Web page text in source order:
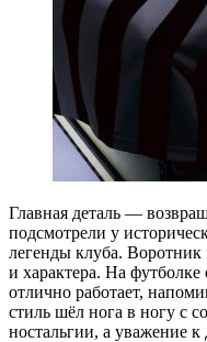
Главная деталь —
подсмотрели у
легенды клуба. Воротник
и характера. На
отлично работает,
стиль шёл нога в ногу с
ностальгии, а уважение